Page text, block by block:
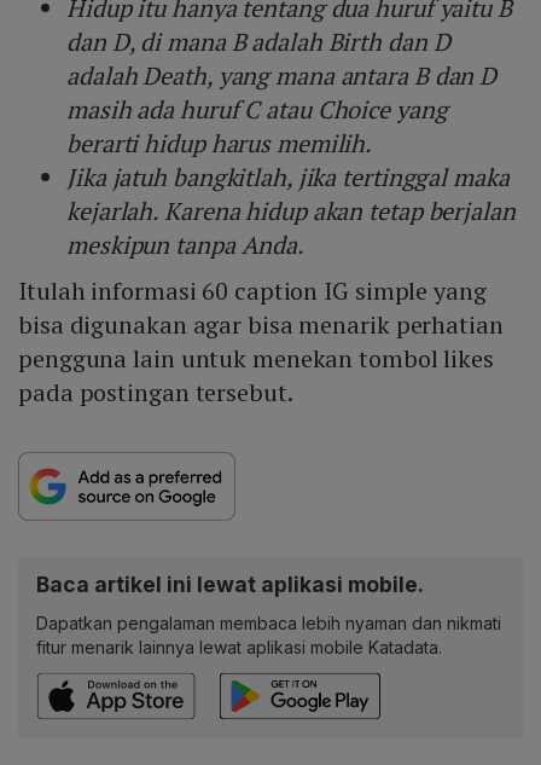
Hidup itu hanya tentang dua huruf yaitu B
dan D, di mana B adalah Birth dan D
adalah Death, yang mana antara B dan D
masih ada huruf C atau Choice yang
berarti hidup harus memilih.
Jika jatuh bangkitlah, jika tertinggal maka
kejarlah. Karena hidup akan tetap berjalan
meskipun tanpa Anda.
Itulah informasi 60 caption IG simple yang
bisa digunakan agar bisa menarik perhatian
pengguna lain untuk menekan tombol likes
pada postingan tersebut.
Baca artikel ini lewat aplikasi mobile.
Dapatkan pengalaman membaca lebih nyaman dan nikmati
fitur menarik lainnya lewat aplikasi mobile Katadata.